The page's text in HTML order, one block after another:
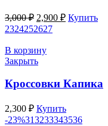
3,000₽ Первоначальная
цена
составляла
3,000 ₽.
2,900 ₽Текущая
цена:
Купить
2324252627
В корзину
Закрыть
Кроссовки Капика
2,300 ₽ Купить
-23%313233343536